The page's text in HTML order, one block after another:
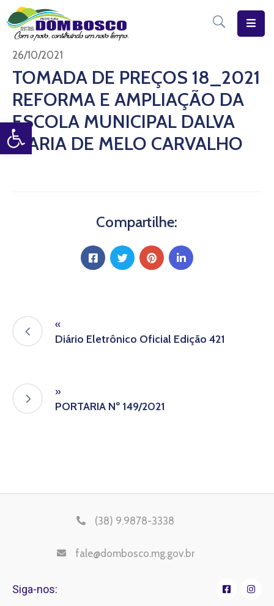
Open toolbar
Início
O
Município
Estrutura
Diário
26/10/2021
TOMADA DE PREÇOS 18_2021
REFORMA E AMPLIAÇÃO DA
ESCOLA MUNICIPAL DALVA
MARIA DE MELO CARVALHO
Compartilhe:
«
Diário Eletrônico Oficial Edição 421
»
PORTARIA Nº 149/2021
(38) 9.9878-3338
fale@dombosco.mg.gov.br
Siga-nos: